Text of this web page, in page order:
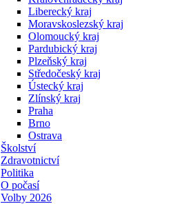
Liberecký kraj
Moravskoslezský kraj
Olomoucký kraj
Pardubický kraj
Plzeňský kraj
Středočeský kraj
Ústecký kraj
Zlínský kraj
Praha
Brno
Ostrava
Školství
Zdravotnictví
Politika
O počasí
Volby 2026